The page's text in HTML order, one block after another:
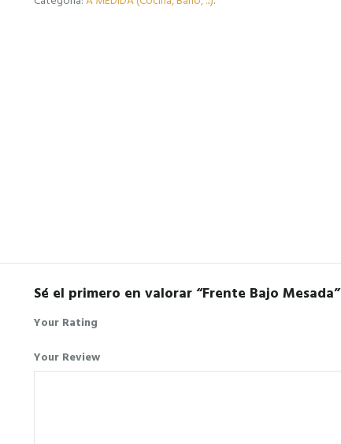
Sé el primero en valorar “Frente Bajo Mesada”
Your Rating
Your Review